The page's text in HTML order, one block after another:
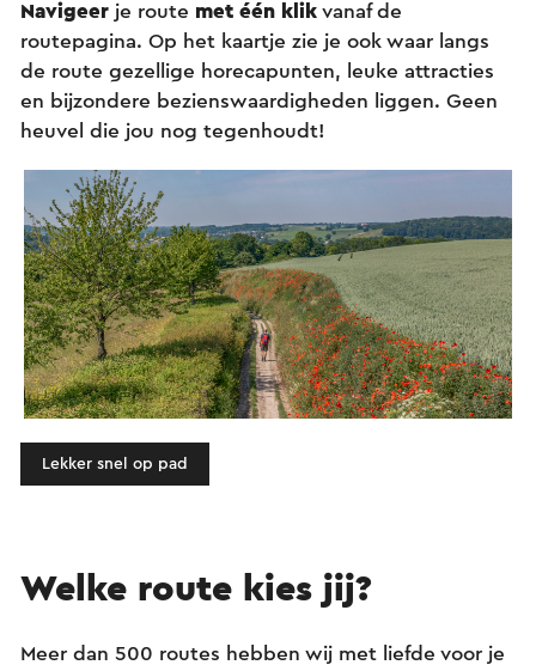
Navigeer je route met één klik vanaf de
routepagina. Op het kaartje zie je ook waar langs
de route gezellige horecapunten, leuke attracties
en bijzondere bezienswaardigheden liggen. Geen
heuvel die jou nog tegenhoudt!
Lekker snel op pad
Welke route kies jij?
Meer dan 500 routes hebben wij met liefde voor je